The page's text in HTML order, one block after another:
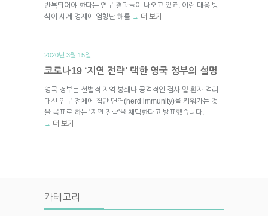
반복되어야 한다는 연구 결과들이 나오고 있죠. 이런 대응 방
식이 세계 경제에 엄청난 해를 → 더 보기
2020년 3월 15일.
코로나19 ‘지연 전략’ 택한 영국 정부의 설명
영국 정부는 선별적 지역 봉쇄나 공격적인 검사 및 환자 격리
대신 인구 전체에 집단 면역(herd immunity)을 키워가는 것
을 목표로 하는 '지연 전략'을 채택한다고 발표했습니다.
→ 더 보기
카테고리